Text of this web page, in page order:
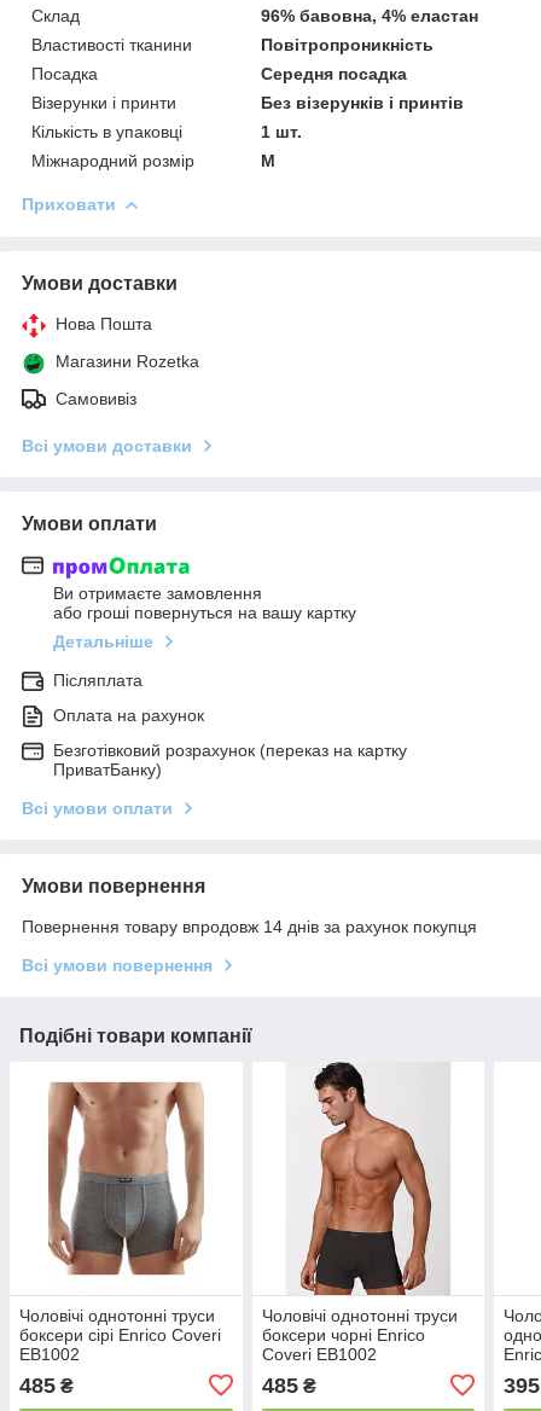
Склад
96% бавовна, 4% еластан
Властивості тканини
Повітропроникність
Посадка
Середня посадка
Візерунки і принти
Без візерунків і принтів
Кількість в упаковці
1 шт.
Міжнародний розмір
M
Приховати
Умови доставки
Нова Пошта
Магазини Rozetka
Самовивіз
Всі умови доставки
Умови оплати
Ви отримаєте замовлення
або гроші повернуться на вашу картку
Детальніше
Післяплата
Оплата на рахунок
Безготівковий розрахунок (переказ на картку
ПриватБанку)
Всі умови оплати
Умови повернення
Повернення товару впродовж 14 днів за рахунок покупця
Всі умови повернення
Подібні товари компанії
Чоловічі однотонні труси
боксери сірі Enrico Coveri
EB1002
485 ₴
Чоловічі однотонні труси
боксери чорні Enrico
Coveri EB1002
485₴ 395